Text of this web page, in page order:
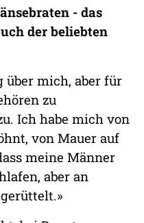
- das
der beliebten
über mich, aber für
zu
Ich habe mich von
von Mauer auf
meine Männer
aber an